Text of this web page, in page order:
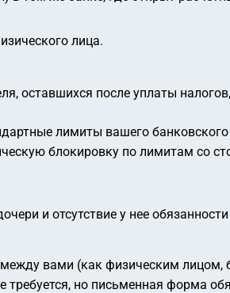
лица.
оставшихся после уплаты
лимиты вашего
блокировку по лимитам со
и отсутствие у нее
вами (как физическим лицом,
но письменная форма